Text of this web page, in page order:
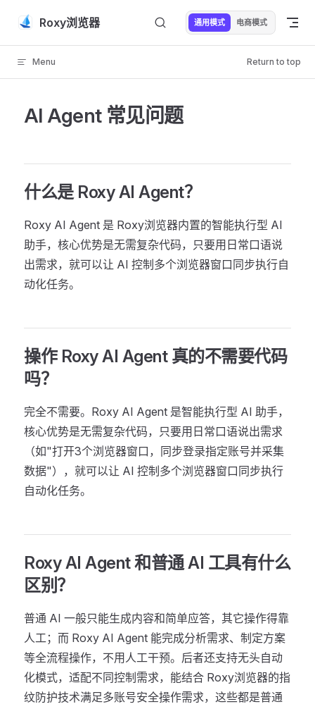
Skip to content
Roxy浏览器 通用模式 电商模式
Menu Return to top
AI Agent 常见问题
什么是 Roxy AI Agent？
Roxy AI Agent 是 Roxy浏览器内置的智能执行型 AI
助手，核心优势是无需复杂代码，只要用日常口语说
出需求，就可以让 AI 控制多个浏览器窗口同步执行自
动化任务。
操作 Roxy AI Agent 真的不需要代码
吗？
完全不需要。Roxy AI Agent 是智能执行型 AI 助手，
核心优势是无需复杂代码，只要用日常口语说出需求
（如"打开3个浏览器窗口，同步登录指定账号并采集
数据"），就可以让 AI 控制多个浏览器窗口同步执行
自动化任务。
Roxy AI Agent 和普通 AI 工具有什么
区别？
普通 AI 一般只能生成内容和简单应答，其它操作得靠
人工；而 Roxy AI Agent 能完成分析需求、制定方案
等全流程操作，不用人工干预。后者还支持无头自动
化模式，适配不同控制需求，能结合 Roxy浏览器的指
纹防护技术满足多账号安全操作需求，这些都是普通